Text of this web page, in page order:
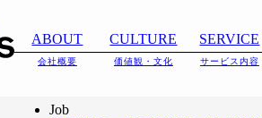
ABOUT
会社概要
CULTURE
価値観・文化
SERVICE
サービス内容
Job
IT人材不足の解決か